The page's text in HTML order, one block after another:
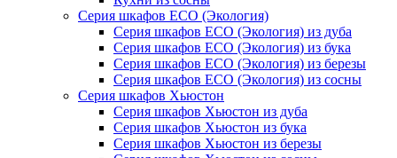
Серия шкафов ECO (Экология)
Серия шкафов ECO (Экология) из дуба
Серия шкафов ECO (Экология) из бука
Серия шкафов ECO (Экология) из березы
Серия шкафов ECO (Экология) из сосны
Серия шкафов Хьюстон
Серия шкафов Хьюстон из дуба
Серия шкафов Хьюстон из бука
Серия шкафов Хьюстон из березы